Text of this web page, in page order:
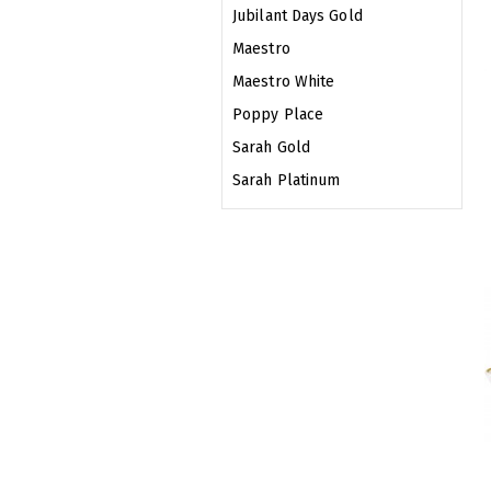
Jubilant Days Gold
Maestro
Maestro White
Poppy Place
Sarah Gold
Sarah Platinum